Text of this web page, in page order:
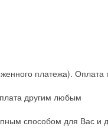
платежа). Оплата
другим любым
способом для Вас и